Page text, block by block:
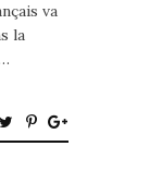
va
la